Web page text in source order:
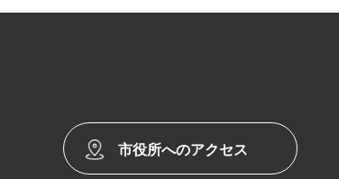
市役所へのアクセス